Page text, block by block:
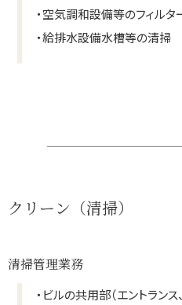
・空気調和設備等のフィルタ
・給排水設備水槽等の清掃
クリーン（清掃）
清掃管理業務
・ ビルの共用部（エントランス